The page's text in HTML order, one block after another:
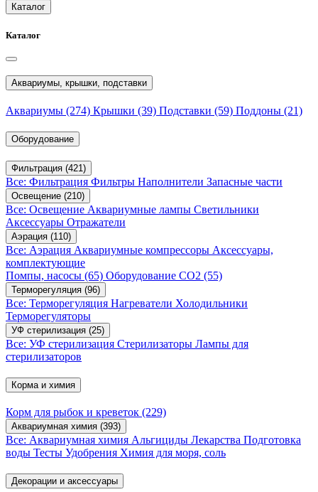
Каталог
Каталог
Аквариумы, крышки, подставки
Аквариумы (274) Крышки (39) Подставки (59) Поддоны (21)
Оборудование
Фильтрация (421)
Все: Фильтрация Фильтры Наполнители Запасные части
Освещение (210)
Все: Освещение Аквариумные лампы Светильники
Аксессуары Отражатели
Аэрация (110)
Все: Аэрация Аквариумные компрессоры Аксессуары,
комплектующие
Помпы, насосы (65) Оборудование CO2 (55)
Терморегуляция (96)
Все: Терморегуляция Нагреватели Холодильники
Терморегуляторы
УФ стерилизация (25)
Все: УФ стерилизация Стерилизаторы Лампы для
стерилизаторов
Корма и химия
Корм для рыбок и креветок (229)
Аквариумная химия (393)
Все: Аквариумная химия Альгициды Лекарства Подготовка
воды Тесты Удобрения Химия для моря, соль
Декорации и аксессуары